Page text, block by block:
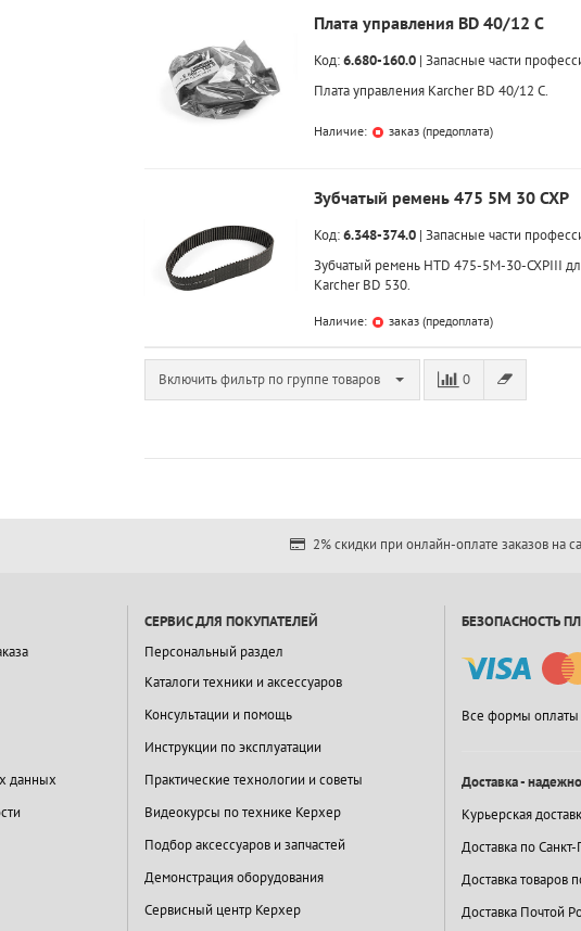
Плата управления BD 40/12 C
Код:6.680-160.0| Запасные части
Плата управления Karcher BD 40/12 C.
Наличие: заказ (предоплата)
Зубчатый ремень 475 5M 30 CXP
Код:6.348-374.0| Запасные части
Зубчатый ремень HTD 475-5M-30-CXPIII
Karcher BD 530.
Наличие: заказ (предоплата)
Включить фильтр по группе товаров 0
2% скидки при онлайн-оплате заказов на
данных
СЕРВИС ДЛЯ ПОКУПАТЕЛЕЙ
Персональный раздел
Каталоги техники и аксессуаров
Консультации и помощь
Инструкции по эксплуатации
Практические технологии и советы
Видеокурсы по технике Керхер
Подбор аксессуаров и запчастей
Демонстрация оборудования
Сервисный центр Керхер
БЕЗОПАСНОСТЬ
Все формы оплаты
Доставка -
Курьерская
Доставка по
Доставка товаров
Доставка Почтой